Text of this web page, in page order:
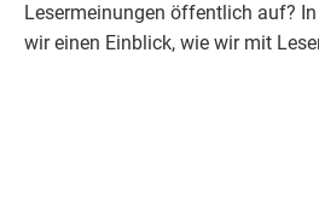
Lesermeinungen öffentlich auf?
wir einen Einblick, wie wir mit